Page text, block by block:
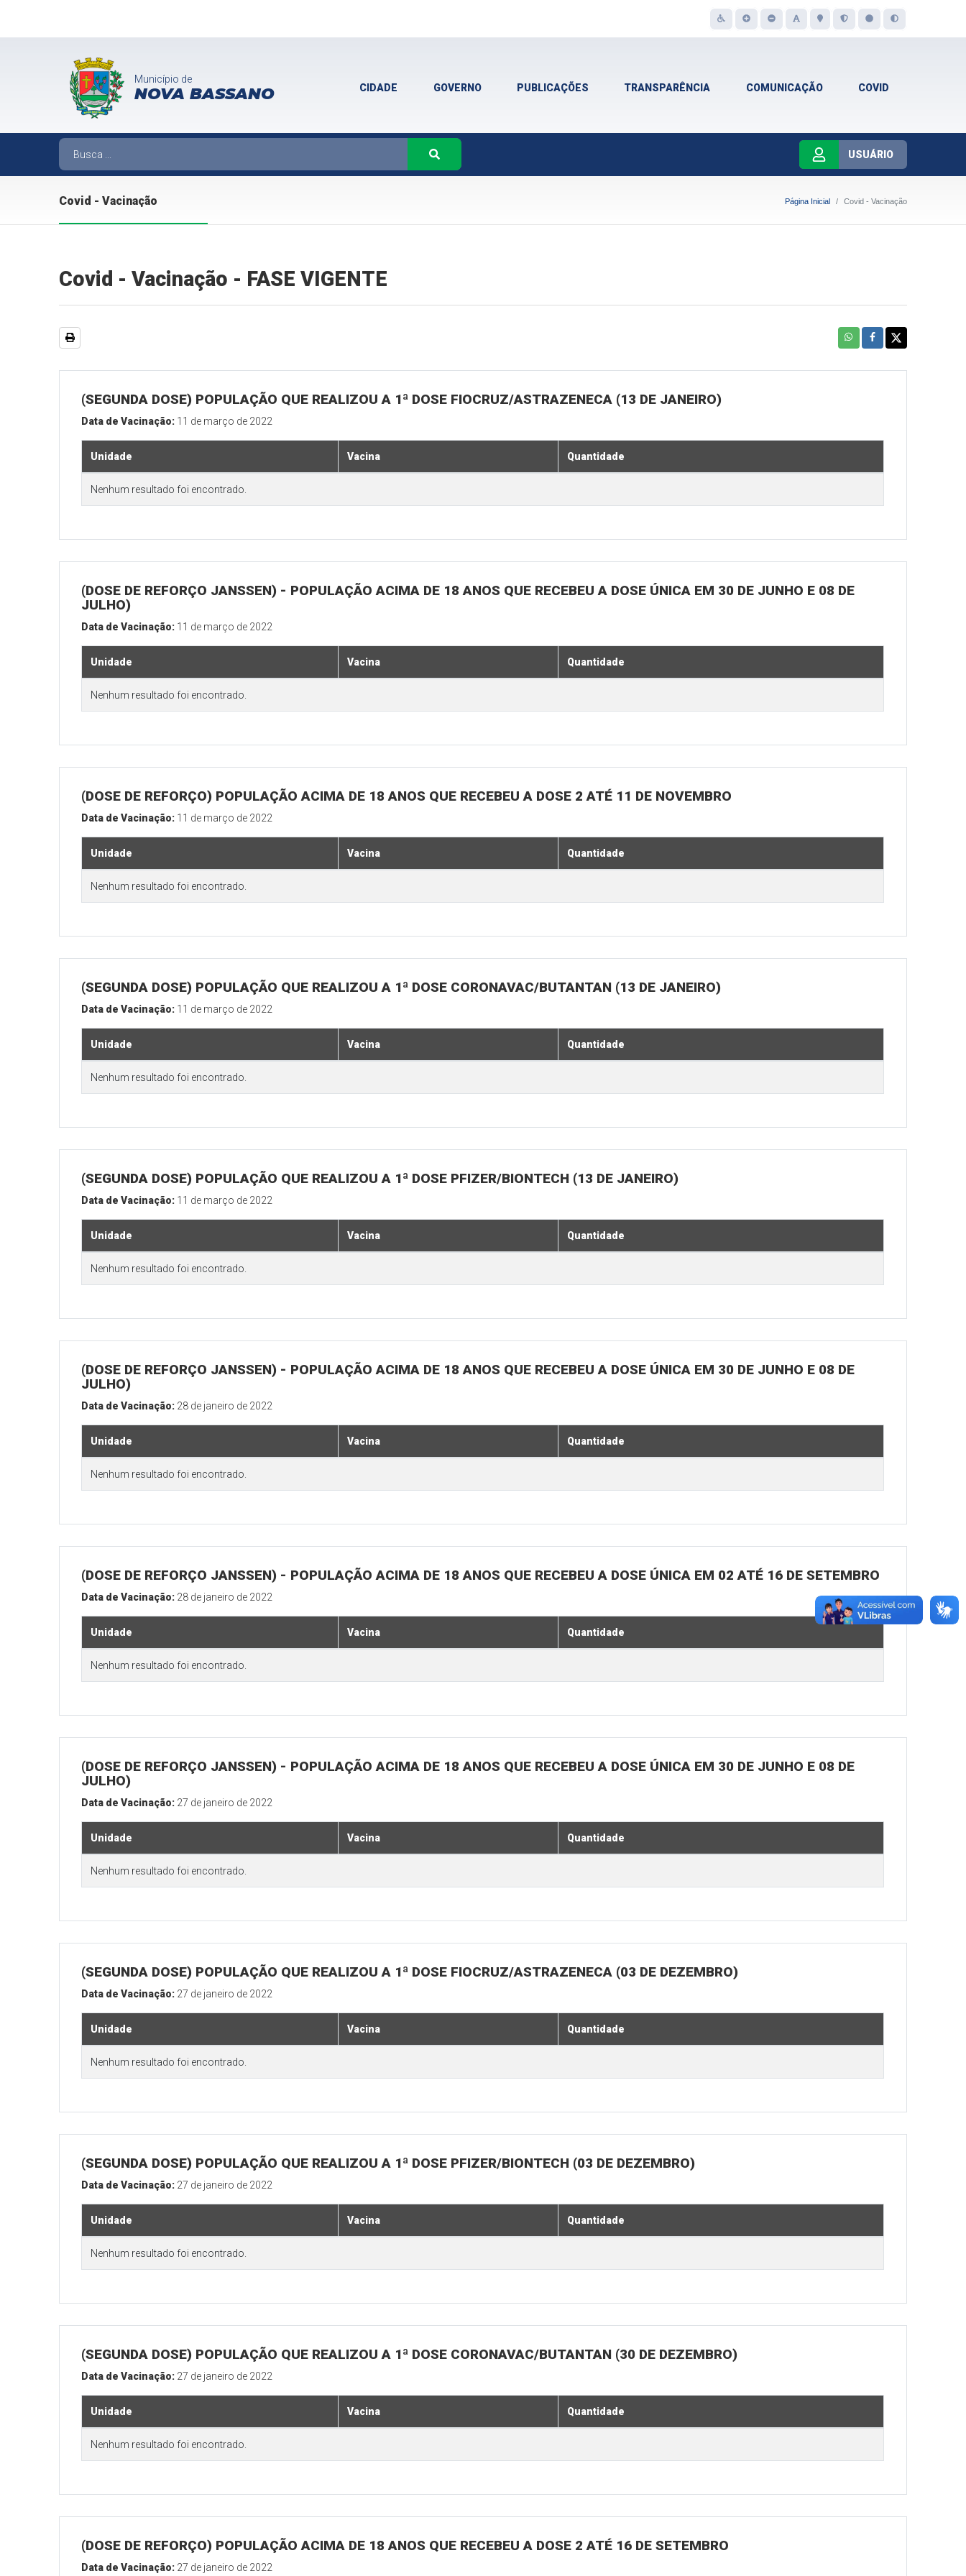
Município de
NOVA BASSANO CIDADE GOVERNO PUBLICAÇÕES TRANSPARÊNCIA COMUNICAÇÃO COVID
USUÁRIO
Covid - Vacinação Página Inicial Covid - Vacinação
Covid - Vacinação - FASE VIGENTE
(SEGUNDA DOSE) POPULAÇÃO QUE REALIZOU A 1ª DOSE FIOCRUZ/ASTRAZENECA (13 DE JANEIRO)
Data de Vacinação: 11 de março de 2022
Unidade Vacina Quantidade
Nenhum resultado foi encontrado.
(DOSE DE REFORÇO JANSSEN) - POPULAÇÃO ACIMA DE 18 ANOS QUE RECEBEU A DOSE ÚNICA EM 30 DE JUNHO E 08 DE
JULHO)
Data de Vacinação: 11 de março de 2022
Unidade Vacina Quantidade
Nenhum resultado foi encontrado.
(DOSE DE REFORÇO) POPULAÇÃO ACIMA DE 18 ANOS QUE RECEBEU A DOSE 2 ATÉ 11 DE NOVEMBRO
Data de Vacinação: 11 de março de 2022
Unidade Vacina Quantidade
Nenhum resultado foi encontrado.
(SEGUNDA DOSE) POPULAÇÃO QUE REALIZOU A 1ª DOSE CORONAVAC/BUTANTAN (13 DE JANEIRO)
Data de Vacinação: 11 de março de 2022
Unidade Vacina Quantidade
Nenhum resultado foi encontrado.
(SEGUNDA DOSE) POPULAÇÃO QUE REALIZOU A 1ª DOSE PFIZER/BIONTECH (13 DE JANEIRO)
Data de Vacinação: 11 de março de 2022
Unidade Vacina Quantidade
Nenhum resultado foi encontrado.
(DOSE DE REFORÇO JANSSEN) - POPULAÇÃO ACIMA DE 18 ANOS QUE RECEBEU A DOSE ÚNICA EM 30 DE JUNHO E 08 DE
JULHO)
Data de Vacinação: 28 de janeiro de 2022
Unidade Vacina Quantidade
Nenhum resultado foi encontrado.
(DOSE DE REFORÇO JANSSEN) - POPULAÇÃO ACIMA DE 18 ANOS QUE RECEBEU A DOSE ÚNICA EM 02 ATÉ 16 DE SETEMBRO
Data de Vacinação: 28 de janeiro de 2022
Unidade Vacina Quantidade
Nenhum resultado foi encontrado.
(DOSE DE REFORÇO JANSSEN) - POPULAÇÃO ACIMA DE 18 ANOS QUE RECEBEU A DOSE ÚNICA EM 30 DE JUNHO E 08 DE
JULHO)
Data de Vacinação: 27 de janeiro de 2022
Unidade Vacina Quantidade
Nenhum resultado foi encontrado.
(SEGUNDA DOSE) POPULAÇÃO QUE REALIZOU A 1ª DOSE FIOCRUZ/ASTRAZENECA (03 DE DEZEMBRO)
Data de Vacinação: 27 de janeiro de 2022
Unidade Vacina Quantidade
Nenhum resultado foi encontrado.
(SEGUNDA DOSE) POPULAÇÃO QUE REALIZOU A 1ª DOSE PFIZER/BIONTECH (03 DE DEZEMBRO)
Data de Vacinação: 27 de janeiro de 2022
Unidade Vacina Quantidade
Nenhum resultado foi encontrado.
(SEGUNDA DOSE) POPULAÇÃO QUE REALIZOU A 1ª DOSE CORONAVAC/BUTANTAN (30 DE DEZEMBRO)
Data de Vacinação: 27 de janeiro de 2022
Unidade Vacina Quantidade
Nenhum resultado foi encontrado.
(DOSE DE REFORÇO) POPULAÇÃO ACIMA DE 18 ANOS QUE RECEBEU A DOSE 2 ATÉ 16 DE SETEMBRO
Data de Vacinação: 27 de janeiro de 2022